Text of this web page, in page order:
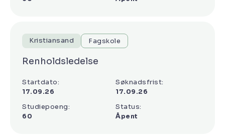
Kristiansand Fagskole
Renholdsledelse
Startdato:
17.09.26
Søknadsfrist:
17.09.26
Studiepoeng:
60
Status:
Åpent